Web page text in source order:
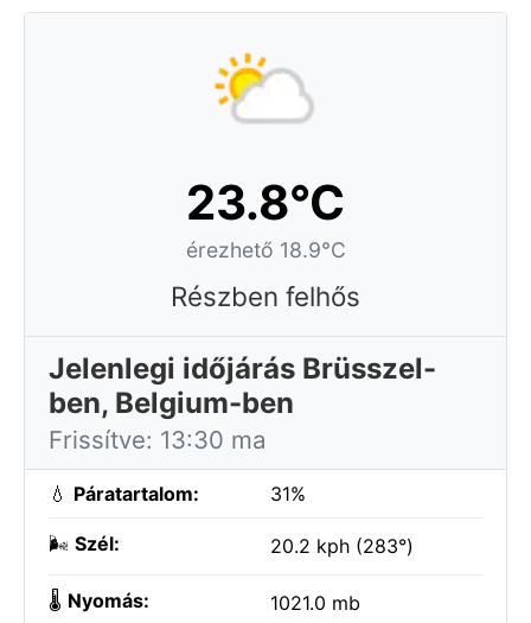
23.8°C
érezhető 18.9°C
Részben felhős
Jelenlegi időjárás Brüsszel-
ben, Belgium-ben
Frissítve: 13:30 ma
💧 Páratartalom: 31%
🌬️ Szél: 20.2 kph (283°)
🌡️ Nyomás: 1021.0 mb